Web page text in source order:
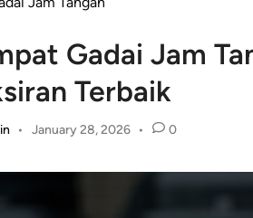
Gadai Jam
Terbaik
• January 28, 2026 • 0